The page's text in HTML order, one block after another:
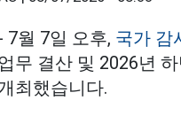
7월 7일 오후, 국가 감
무 결산 및 2026년
최했습니다.